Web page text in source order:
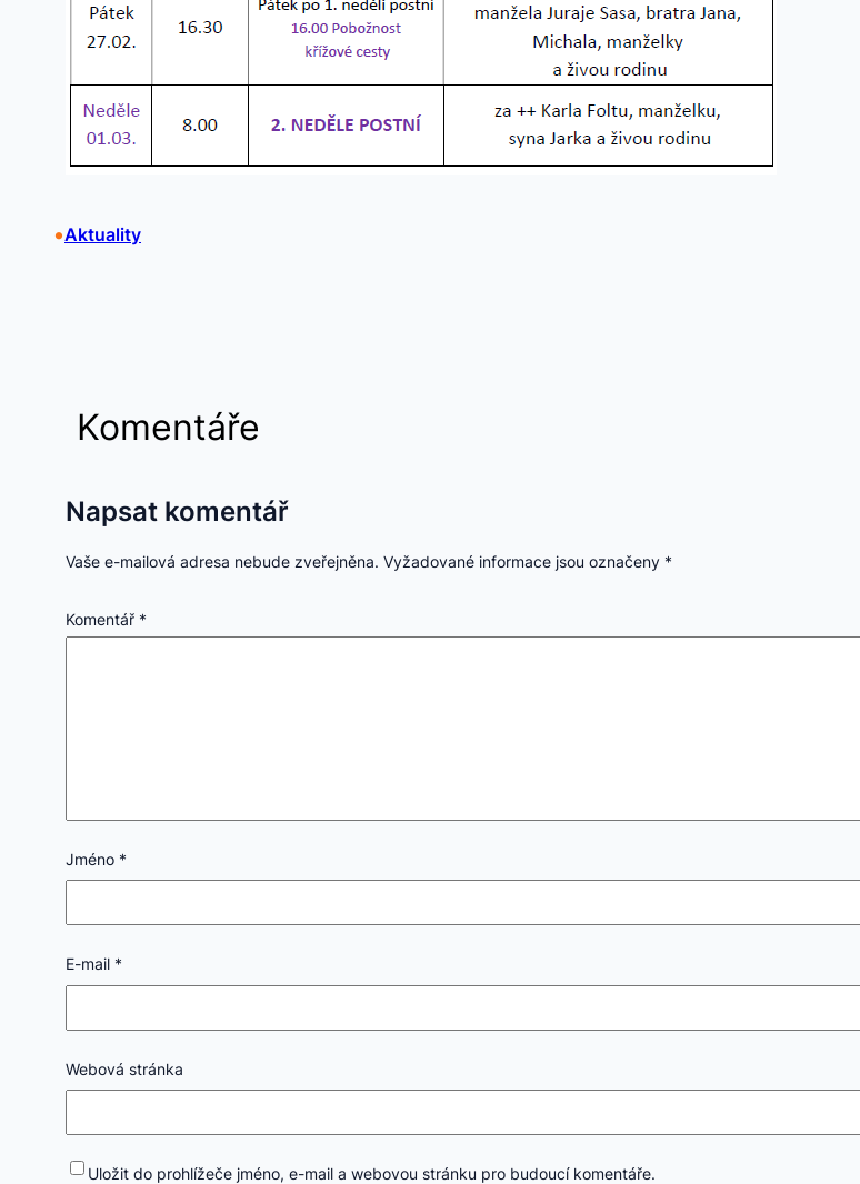
•Aktuality
Komentáře
Napsat komentář
Vaše e-mailová adresa nebude zveřejněna. Vyžadované informace jsou označeny *
Komentář *
Jméno *
E-mail *
Webová stránka
Uložit do prohlížeče jméno, e-mail a webovou stránku pro budoucí komentáře.